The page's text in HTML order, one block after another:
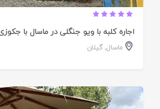
اجاره کلبه با ویو جنگلی در ماسال با
ماسال,گیلان